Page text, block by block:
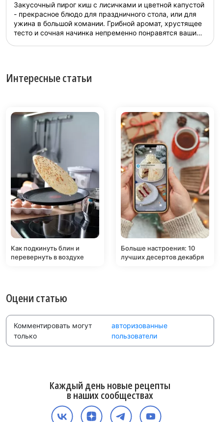
Закусочный пирог киш с лисичками и цветной капустой
- прекрасное блюдо для праздничного стола, или для
ужина в большой комании. Грибной аромат, хрустящее
тесто и сочная начинка непременно понравятся вашим
Интересные статьи
Как подкинуть блин и
перевернуть в воздухе
Больше настроения: 10
лучших десертов декабря
Оцени статью
Комментировать могут
только
авторизованные
пользователи
Каждый день новые рецепты
в наших сообществах